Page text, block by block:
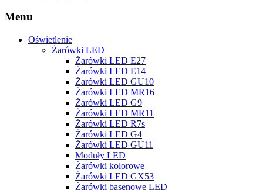
Menu
Oświetlenie
Żarówki LED
Żarówki LED E27
Żarówki LED E14
Żarówki LED GU10
Żarówki LED MR16
Żarówki LED G9
Żarówki LED MR11
Żarówki LED R7s
Żarówki LED G4
Żarówki LED GU11
Moduły LED
Żarówki kolorowe
Żarówki LED GX53
Żarówki basenowe LED